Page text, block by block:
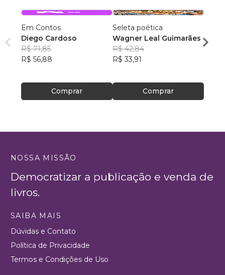
Em Contos
Diego Cardoso
R$ 71,85
R$ 56,88
Comprar
Seleta poética
Wagner Leal Guimarães
R$ 42,84
R$ 33,91
Comprar
ainda
Carla
NOSSA MISSÃO
Democratizar a publicação e venda de
livros.
SAIBA MAIS
Dúvidas e Contato
Política de Privacidade
Termos e Condições de Uso